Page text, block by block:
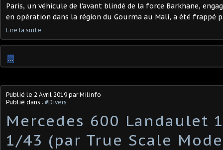
Paris, un véhicule de l'avant blindé de la force Barkhane,
en opération dans la région du Gourma au Mali, a été frappé
Lire la suite
…
Publié le 2 Avril 2019 par Milinfo
Publié dans : #Divers
Mercedes 600 Landaulet
1/43 (par True Scale